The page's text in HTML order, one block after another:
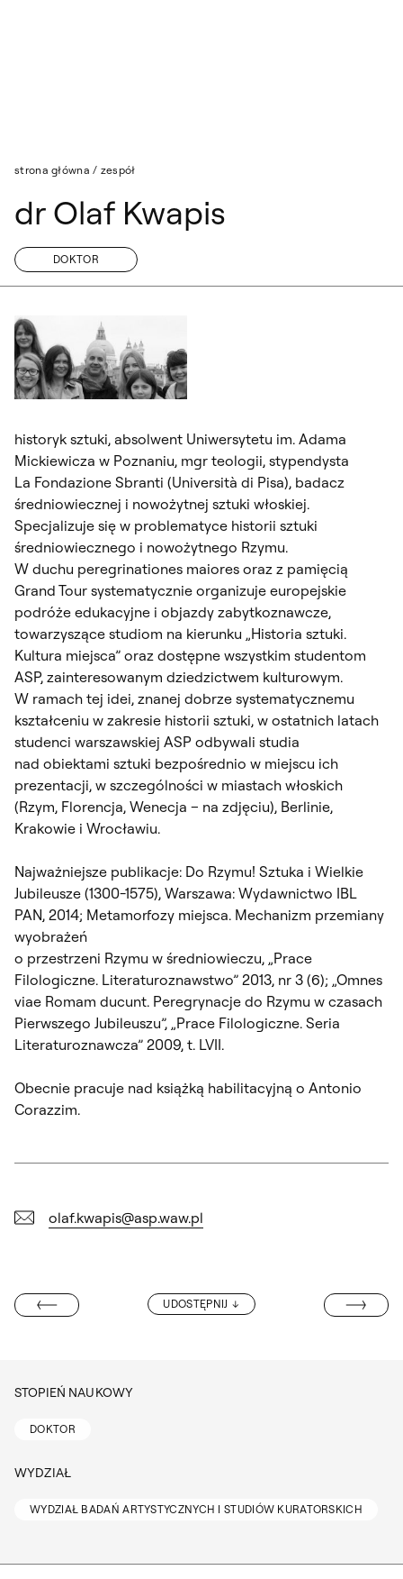
strona główna / zespół
dr Olaf Kwapis
DOKTOR
historyk sztuki, absolwent Uniwersytetu im. Adama
Mickiewicza w Poznaniu, mgr teologii, stypendysta
La Fondazione Sbranti (Università di Pisa), badacz
średniowiecznej i nowożytnej sztuki włoskiej.
Specjalizuje się w problematyce historii sztuki
średniowiecznego i nowożytnego Rzymu.
W duchu peregrinationes maiores oraz z pamięcią
Grand Tour systematycznie organizuje europejskie
podróże edukacyjne i objazdy zabytkoznawcze,
towarzyszące studiom na kierunku „Historia sztuki.
Kultura miejsca” oraz dostępne wszystkim studentom
ASP, zainteresowanym dziedzictwem kulturowym.
W ramach tej idei, znanej dobrze systematycznemu
kształceniu w zakresie historii sztuki, w ostatnich latach
studenci warszawskiej ASP odbywali studia
nad obiektami sztuki bezpośrednio w miejscu ich
prezentacji, w szczególności w miastach włoskich
(Rzym, Florencja, Wenecja – na zdjęciu), Berlinie,
Krakowie i Wrocławiu.
Najważniejsze publikacje: Do Rzymu! Sztuka i Wielkie
Jubileusze (1300-1575), Warszawa: Wydawnictwo IBL
PAN, 2014; Metamorfozy miejsca. Mechanizm przemiany
wyobrażeń
o przestrzeni Rzymu w średniowieczu, „Prace
Filologiczne. Literaturoznawstwo” 2013, nr 3 (6); „Omnes
viae Romam ducunt. Peregrynacje do Rzymu w czasach
Pierwszego Jubileuszu”, „Prace Filologiczne. Seria
Literaturoznawcza” 2009, t. LVII.
Obecnie pracuje nad książką habilitacyjną o Antonio
Corazzim.
olaf.kwapis@asp.waw.pl
UDOSTĘPNIJ
LELONEK
DR MARIKA
STOPIEŃ NAUKOWY
DOKTOR
WYDZIAŁ
WYDZIAŁ BADAŃ ARTYSTYCZNYCH I STUDIÓW KURATORSKICH